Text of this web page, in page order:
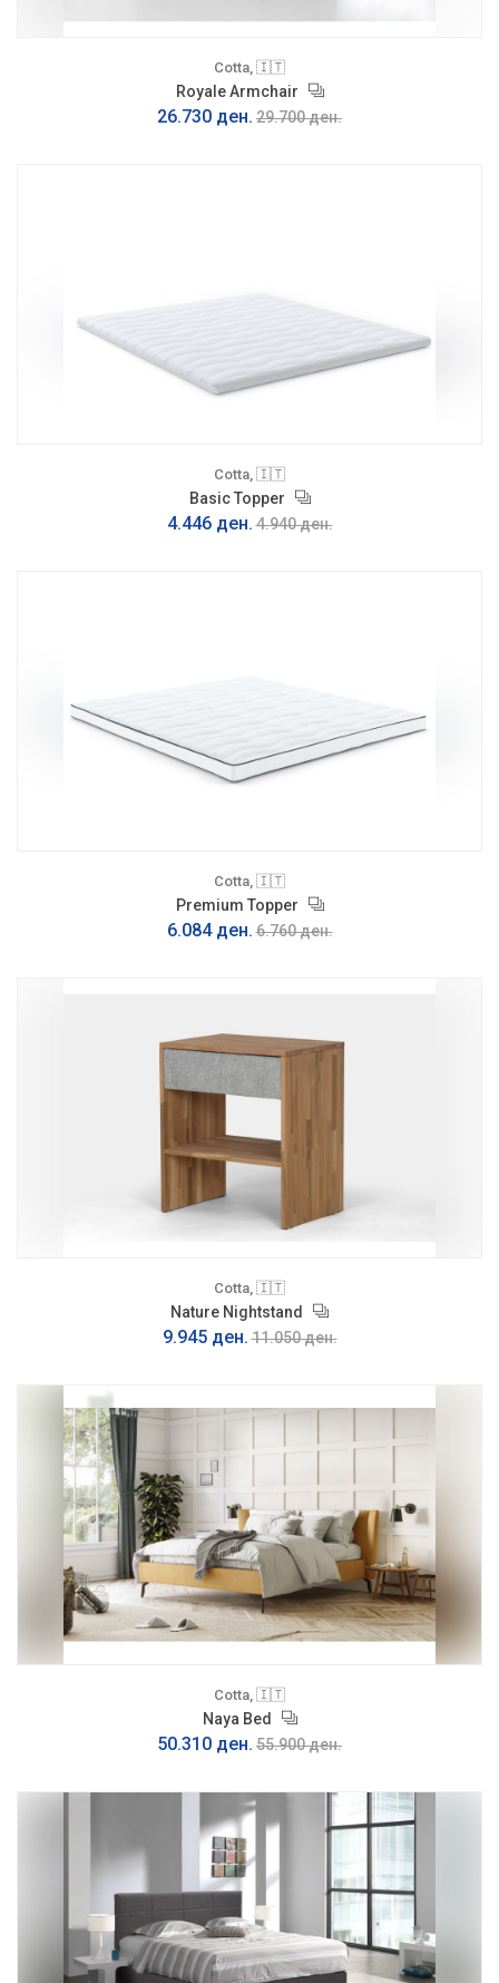
Cotta, 🇮🇹
Royale Armchair
26.730 ден. 29.700 ден.
Cotta, 🇮🇹
Basic Topper
4.446 ден. 4.940 ден.
Cotta, 🇮🇹
Premium Topper
6.084 ден. 6.760 ден.
Cotta, 🇮🇹
Nature Nightstand
9.945 ден. 11.050 ден.
Cotta, 🇮🇹
Naya Bed
50.310 ден. 55.900 ден.